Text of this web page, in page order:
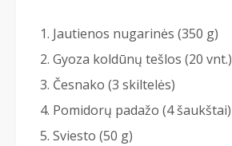
Jautienos nugarinės (350 g)
Gyoza koldūnų tešlos (20 vnt.)
Česnako (3 skiltelės)
Pomidorų padažo (4 šaukštai)
Sviesto (50 g)